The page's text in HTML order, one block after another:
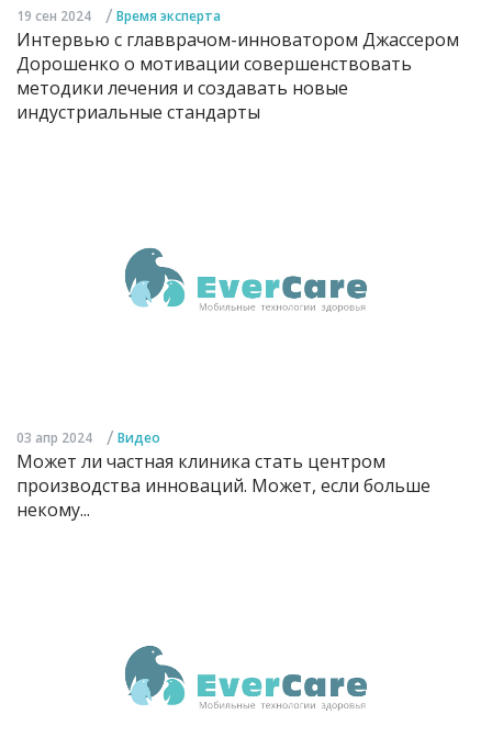
19 сен 2024 / Время эксперта
Интервью с главврачом-инноватором Джассером
Дорошенко о мотивации совершенствовать
методики лечения и создавать новые
индустриальные стандарты
03 апр 2024 / Видео
Может ли частная клиника стать центром
производства инноваций. Может, если больше
некому...